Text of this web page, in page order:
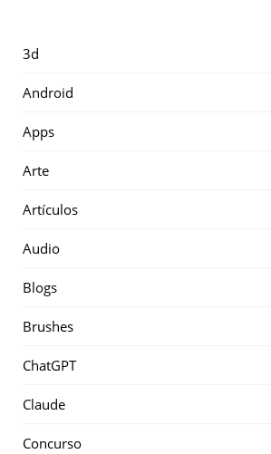
3d
Android
Apps
Arte
Artículos
Audio
Blogs
Brushes
ChatGPT
Claude
Concurso